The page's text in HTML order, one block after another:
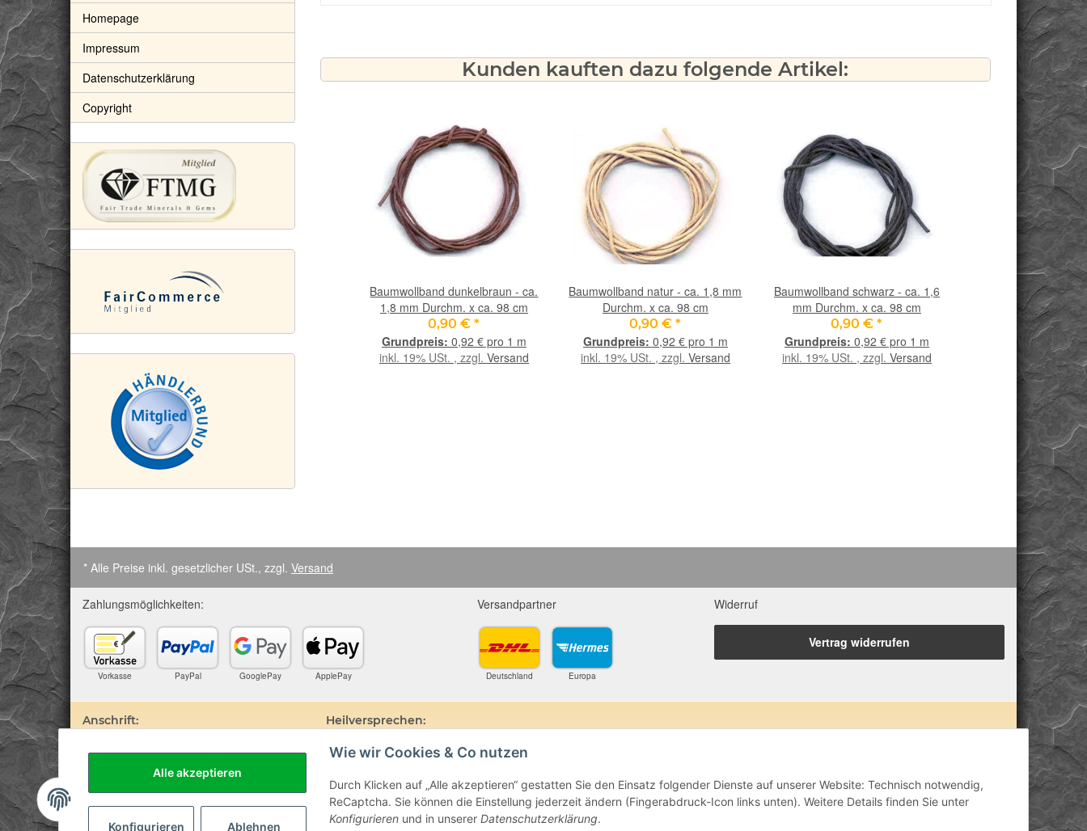
Alle akzeptieren
Konfigurieren Ablehnen
Wie wir Cookies & Co nutzen
Durch Klicken auf „Alle akzeptieren“ gestatten Sie den Einsatz folgender Dienste auf unserer Website: Technisch notwendig,
ReCaptcha. Sie können die Einstellung jederzeit ändern (Fingerabdruck-Icon links unten). Weitere Details finden Sie unter
Konfigurieren und in unserer Datenschutzerklärung.
Kunden kauften dazu folgende Artikel:
Baumwollband dunkelbraun - ca.
1,8 mm Durchm. x ca. 98 cm
0,90 €*
0,92 € pro 1 m
inkl. 19% USt. , zzgl. Versand
Baumwollband natur - ca. 1,8 mm
Durchm. x ca. 98 cm
0,90 €*
0,92 € pro 1 m
inkl. 19% USt. , zzgl. Versand
Baumwollband schwarz - ca. 1,6
mm Durchm. x ca. 98 cm
0,90 €*
0,92 € pro 1 m
inkl. 19% USt. , zzgl. Versand
Homepage
Impressum
Datenschutzerklärung
Copyright
* Alle Preise inkl. gesetzlicher USt., zzgl. Versand
Zahlungsmöglichkeiten:
Vorkasse PayPal GooglePay ApplePay
Versandpartner
Deutschland Europa
Widerruf
Vertrag widerrufen
Anschrift:
SteinZeitOase
Frau Karin Philippin
D-75391 Gechingen
Heilversprechen:
Edelsteine und Mineralien werden im esoterischen Bereich besondere Kräfte und Eigenschaften zugeordnet. Wir weisen ausdrücklich
Prospekten oder dem Vertragspartner überlassenen Unterlagen bisher weder medizinisch anerkannt oder wissenschaftlich nachweisbar
sind. Die gemachten Angaben beruhen ausschließlich auf Überlieferungen und langjähriger Erfahrung. Unsere Produkte ersetzen nie den
Besuch beim Arzt oder Heilpraktiker und sind auch kein Medikamentenersatz. Auch stellen unsere Angaben im ärztlichen Sinne keine
Diagnose- oder Therapieform dar.